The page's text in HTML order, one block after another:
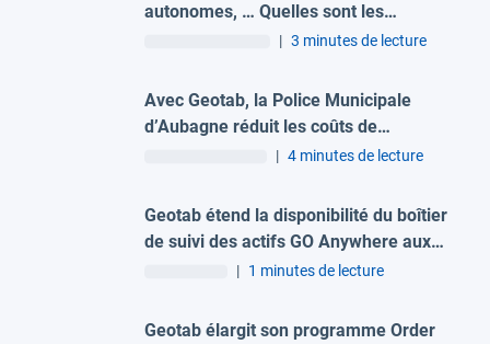
autonomes, … Quelles sont les
prochaines grandes étapes de la
| 3 minutes de lecture
Avec Geotab, la Police Municipale
d’Aubagne réduit les coûts de
maintenance de sa flotte et les
| 4 minutes de lecture
Geotab étend la disponibilité du boîtier
de suivi des actifs GO Anywhere aux
marchés européens
| 1 minutes de lecture
Geotab élargit son programme Order